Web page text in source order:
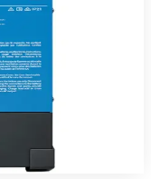
chargeur sinus